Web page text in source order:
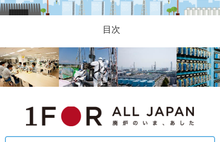
目次